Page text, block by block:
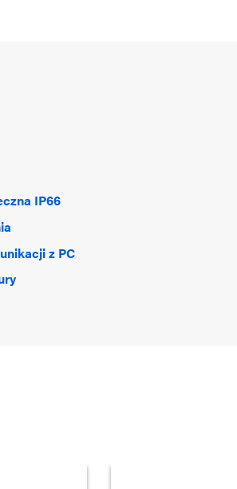
IP66
z PC